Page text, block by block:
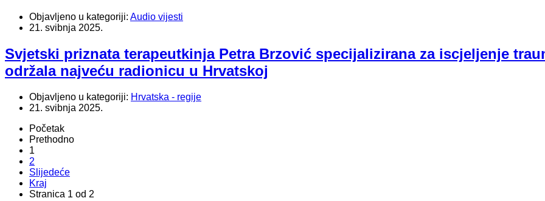
Objavljeno u kategoriji: Audio vijesti
21. svibnja 2025.
Svjetski priznata terapeutkinja Petra Brzović specijalizirana za iscjeljenje
održala najveću radionicu u Hrvatskoj
Objavljeno u kategoriji: Hrvatska - regije
21. svibnja 2025.
Početak
Prethodno
1
2
Slijedeće
Kraj
Stranica 1 od 2